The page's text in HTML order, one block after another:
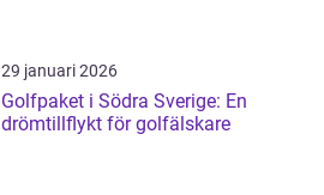
29 januari 2026
Golfpaket i Södra Sverige: En
drömtillflykt för golfälskare